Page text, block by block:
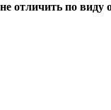
отличить по виду